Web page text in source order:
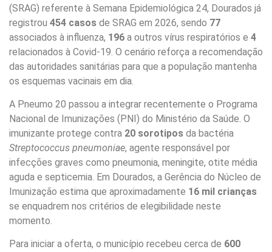
(SRAG) referente à Semana Epidemiológica 24, Dourados já
registrou 454 casos de SRAG em 2026, sendo 77
associados à influenza, 196 a outros vírus respiratórios e 4
relacionados à Covid-19. O cenário reforça a recomendação
das autoridades sanitárias para que a população mantenha
os esquemas vacinais em dia.
A Pneumo 20 passou a integrar recentemente o Programa
Nacional de Imunizações (PNI) do Ministério da Saúde. O
imunizante protege contra 20 sorotipos da bactéria
Streptococcus pneumoniae, agente responsável por
infecções graves como pneumonia, meningite, otite média
aguda e septicemia. Em Dourados, a Gerência do Núcleo de
Imunização estima que aproximadamente 16 mil crianças
se enquadrem nos critérios de elegibilidade neste
momento.
Para iniciar a oferta, o município recebeu cerca de 600